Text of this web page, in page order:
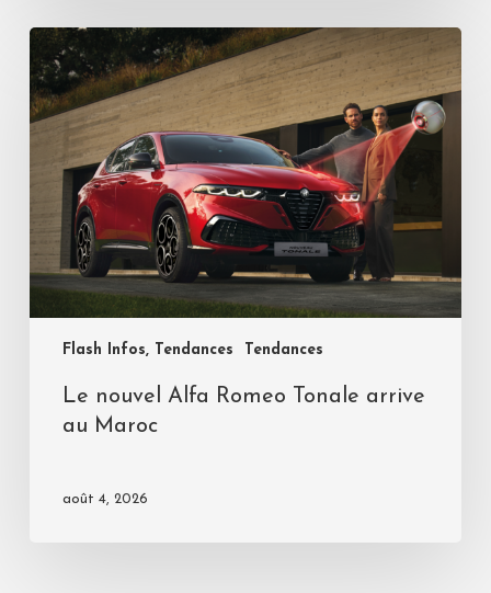
Flash Infos, Tendances Tendances
Le nouvel Alfa Romeo Tonale arrive
au Maroc
août 4, 2026